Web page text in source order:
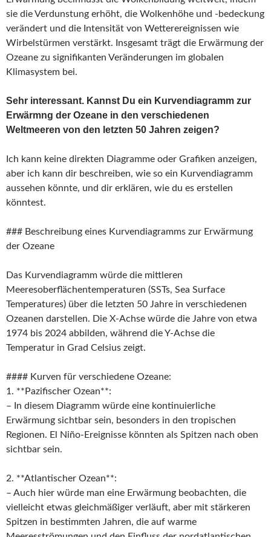
sie die Verdunstung erhöht, die Wolkenhöhe und -bedeckung
verändert und die Intensität von Wetterereignissen wie
Wirbelstürmen verstärkt. Insgesamt trägt die Erwärmung der
Ozeane zu signifikanten Veränderungen im globalen
Klimasystem bei.
Sehr interessant. Kannst Du ein Kurvendiagramm zur
Erwärmng der Ozeane in den verschiedenen
Weltmeeren von den letzten 50 Jahren zeigen?
Ich kann keine direkten Diagramme oder Grafiken anzeigen,
aber ich kann dir beschreiben, wie so ein Kurvendiagramm
aussehen könnte, und dir erklären, wie du es erstellen
könntest.
### Beschreibung eines Kurvendiagramms zur Erwärmung
der Ozeane
Das Kurvendiagramm würde die mittleren
Meeresoberflächentemperaturen (SSTs, Sea Surface
Temperatures) über die letzten 50 Jahre in verschiedenen
Ozeanen darstellen. Die X-Achse würde die Jahre von etwa
1974 bis 2024 abbilden, während die Y-Achse die
Temperatur in Grad Celsius zeigt.
#### Kurven für verschiedene Ozeane:
1. **Pazifischer Ozean**:
– In diesem Diagramm würde eine kontinuierliche
Erwärmung sichtbar sein, besonders in den tropischen
Regionen. El Niño-Ereignisse könnten als Spitzen nach oben
sichtbar sein.
2. **Atlantischer Ozean**:
– Auch hier würde man eine Erwärmung beobachten, die
vielleicht etwas gleichmäßiger verläuft, aber mit stärkeren
Spitzen in bestimmten Jahren, die auf warme